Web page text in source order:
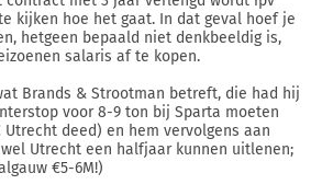
kijken hoe het gaat. In dat geval hoef je
hetgeen bepaald niet denkbeeldig is,
salaris af te kopen.
Brands & Strootman betreft, die had hij
voor 8-9 ton bij Sparta moeten
Utrecht deed) en hem vervolgens aan
Utrecht een halfjaar kunnen uitlenen;
€5-6M!)